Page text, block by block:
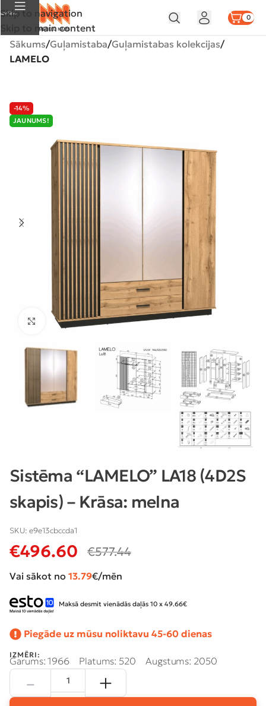
Skip to navigation
Skip to main content
Izvēlne 0
Sākums Guļamistaba Guļamistabas kolekcijas
LAMELO
-14%
JAUNUMS!
Klikšķiniet lai palielinātu
Sistēma “LAMELO” LA18 (4D2S
skapis) – Krāsa: melna
SKU: e9e13cbccda1
€496.60 €577.44
Vai sākot no 13.79€/mēn
Maksā desmit vienādās daļās 10 x 49.66€
Piegāde uz mūsu noliktavu 45-60 dienas
IZMĒRI:
Garums: 1966 Platums: 520 Augstums: 2050